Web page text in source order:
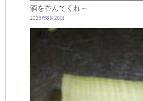
酒を呑んでくれ～
2023年8月20日